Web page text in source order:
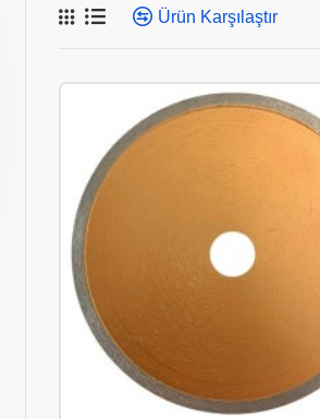
Ürün Karşılaştır